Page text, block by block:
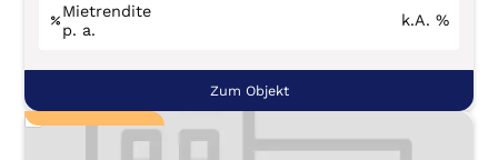
Mietrendite
p. a.
k.A. %
Zum Objekt